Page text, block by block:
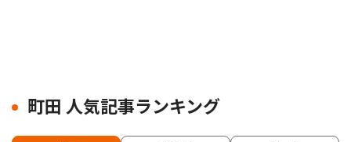
町田 人気記事ランキング